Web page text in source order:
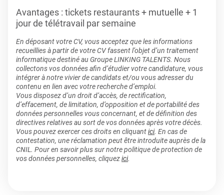
Avantages : tickets restaurants + mutuelle + 1
jour de télétravail par semaine
En déposant votre CV, vous acceptez que les informations
recueillies à partir de votre CV fassent l’objet d’un traitement
informatique destiné au Groupe LINKING TALENTS. Nous
collectons vos données afin d’étudier votre candidature, vous
intégrer à notre vivier de candidats et/ou vous adresser du
contenu en lien avec votre recherche d’emploi.
Vous disposez d’un droit d’accès, de rectification,
d’effacement, de limitation, d’opposition et de portabilité des
données personnelles vous concernant, et de définition des
directives relatives au sort de vos données après votre décès.
Vous pouvez exercer ces droits en cliquantici. En cas de
contestation, une réclamation peut être introduite auprès de la
CNIL. Pour en savoir plus sur notre politique de protection de
vos données personnelles, cliquezici.